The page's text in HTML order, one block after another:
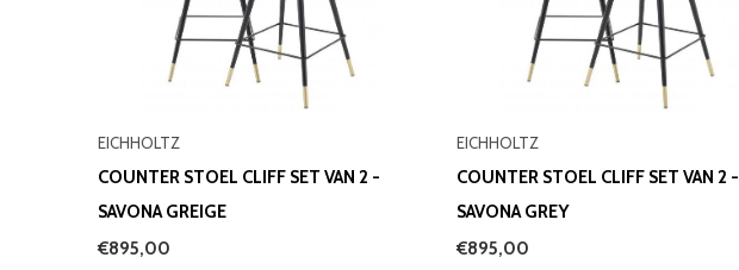
EICHHOLTZ
COUNTER STOEL CLIFF SET VAN 2 -
SAVONA GREIGE
€895,00
EICHHOLTZ
COUNTER STOEL CLIFF SET VAN 2 -
SAVONA GREY
€895,00